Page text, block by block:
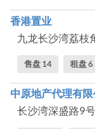
香港置业
九龙长沙湾荔枝
售盘 14 租盘 6
中原地产代理有限
长沙湾深盛路9